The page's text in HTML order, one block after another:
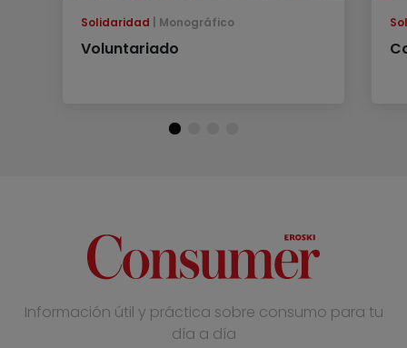
Solidaridad Monográfico
Voluntariado
Información útil y práctica sobre consumo para tu
día a día